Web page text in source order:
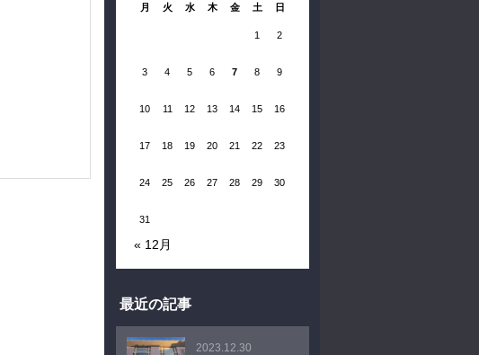
月
火 水 木 金 土 日
1 2
3 4 5 6 7 8 9
10 11 12 13 14 15 16
17 18 19 20 21 22 23
24 25 26 27 28 29 30
31
« 12月
最近の記事
2023.12.30